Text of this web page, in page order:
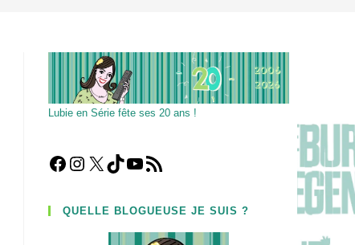
Lubie en Série fête ses 20 ans !
Facebook
Instagram
X TikTokYouTube
Flux RSS
QUELLE BLOGUEUSE JE SUIS ?